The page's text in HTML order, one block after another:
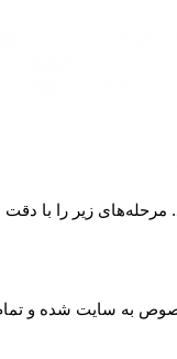
زیر را با
به سایت شده و